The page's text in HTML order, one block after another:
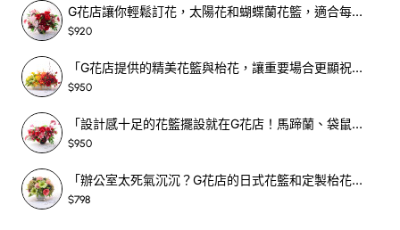
G花店讓你輕鬆訂花，太陽花和蝴蝶蘭花籃，適合每個重要時刻！-SF390
$920
「G花店提供的精美花籃與枱花，讓重要場合更顯祝賀與喜悅，適合各種用場！」-SF398
$950
「設計感十足的花籃擺設就在G花店！馬蹄蘭、袋鼠爪、罌粟花，為你的重大場合增光添彩！」-SF209
$950
「辦公室太死氣沉沉？G花店的日式花籃和定製枱花，為你帶來新鮮感！」-SF465
$798